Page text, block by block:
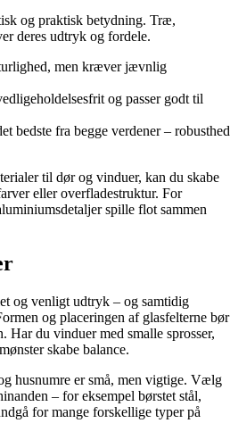
og praktisk betydning. Træ,
deres udtryk og fordele.
men kræver jævnlig
og passer godt til
bedste fra begge verdener – robusthed
til dør og vinduer, kan du skabe
eller overfladestruktur. For
spille flot sammen
og venligt udtryk – og samtidig
og placeringen af glasfelterne bør
Har du vinduer med smalle sprosser,
skabe balance.
husnumre er små, men vigtige. Vælg
– for eksempel børstet stål,
for mange forskellige typer på